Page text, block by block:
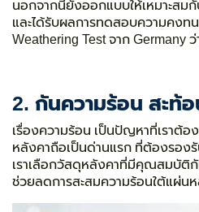
นอกจากนี้ยังออกแบบให้เหมาะสม
และได้รับผลการทดสอบความคงท
Weathering Test จาก Germany
2. กันความร้อน สะท้
เรื่องความร้อน เป็นปัญหาที่เราต้อ
หลังคาถือเป็นด่านแรก ที่ต้องรอ
เราเลือกวัสดุหลังคาที่มีคุณสมบัติกั
ช่วยลดการสะสมความร้อนใต้แผ่นห